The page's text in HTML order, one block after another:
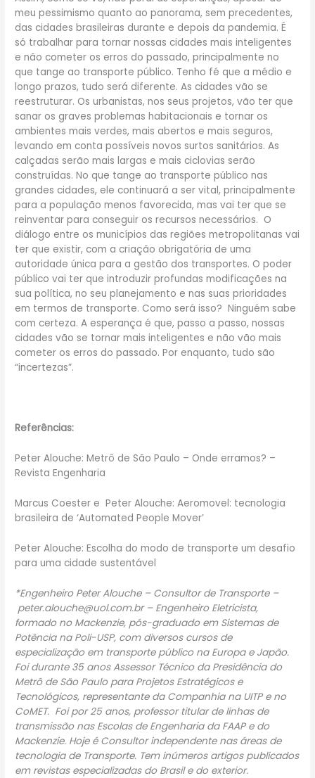
meu pessimismo quanto ao panorama, sem precedentes,
das cidades brasileiras durante e depois da pandemia. É
só trabalhar para tornar nossas cidades mais inteligentes
e não cometer os erros do passado, principalmente no
que tange ao transporte público. Tenho fé que a médio e
longo prazos, tudo será diferente. As cidades vão se
reestruturar. Os urbanistas, nos seus projetos, vão ter que
sanar os graves problemas habitacionais e tornar os
ambientes mais verdes, mais abertos e mais seguros,
levando em conta possíveis novos surtos sanitários. As
calçadas serão mais largas e mais ciclovias serão
construídas. No que tange ao transporte público nas
grandes cidades, ele continuará a ser vital, principalmente
para a população menos favorecida, mas vai ter que se
reinventar para conseguir os recursos necessários. O
diálogo entre os municípios das regiões metropolitanas vai
ter que existir, com a criação obrigatória de uma
autoridade única para a gestão dos transportes. O poder
público vai ter que introduzir profundas modificações na
sua política, no seu planejamento e nas suas prioridades
em termos de transporte. Como será isso? Ninguém sabe
com certeza. A esperança é que, passo a passo, nossas
cidades vão se tornar mais inteligentes e não vão mais
cometer os erros do passado. Por enquanto, tudo são
“incertezas”.
Referências:
Peter Alouche: Metrô de São Paulo – Onde erramos? –
Revista Engenharia
Marcus Coester e Peter Alouche: Aeromovel: tecnologia
brasileira de ‘Automated People Mover’
Peter Alouche: Escolha do modo de transporte um desafio
para uma cidade sustentável
*Engenheiro Peter Alouche – Consultor de Transporte –
peter.alouche@uol.com.br – Engenheiro Eletricista,
formado no Mackenzie, pós-graduado em Sistemas de
Potência na Poli-USP, com diversos cursos de
especialização em transporte público na Europa e Japão.
Foi durante 35 anos Assessor Técnico da Presidência do
Metrô de São Paulo para Projetos Estratégicos e
Tecnológicos, representante da Companhia na UITP e no
CoMET. Foi por 25 anos, professor titular de linhas de
transmissão nas Escolas de Engenharia da FAAP e do
Mackenzie. Hoje é Consultor independente nas áreas de
tecnologia de Transporte. Tem inúmeros artigos publicados
em revistas especializadas do Brasil e do exterior.